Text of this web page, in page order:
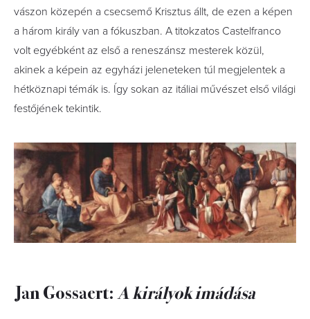
vászon közepén a csecsemő Krisztus állt, de ezen a képen
a három király van a fókuszban. A titokzatos Castelfranco
volt egyébként az első a reneszánsz mesterek közül,
akinek a képein az egyházi jeleneteken túl megjelentek a
hétköznapi témák is. Így sokan az itáliai művészet első világi
festőjének tekintik.
Jan Gossaert:A királyok imádása